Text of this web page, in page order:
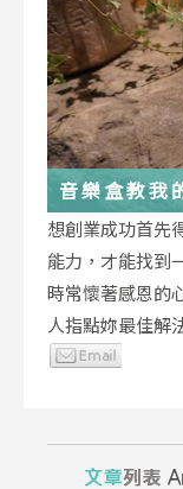
音樂盒教我
想創業成功首先
能力，才能找到
時常懷著感恩的
人指點妳最佳解